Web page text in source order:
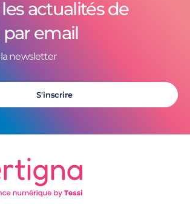
actualités de
email
newsletter
S'inscrire